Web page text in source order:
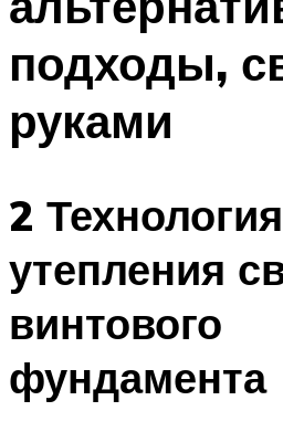
подходы,
руками
2 Технология
утепления
винтового
фундамента